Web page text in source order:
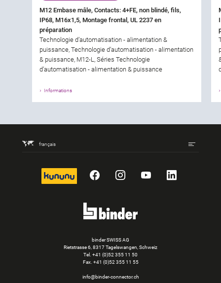
M12 Embase mâle, Contacts: 4+FE, non blindé, fils,
IP68, M16x1,5, Montage frontal, UL 2237 en
préparation
Technologie d’automatisation - alimentation &
puissance, Technologie d’automatisation - alimentation
& puissance, M12-L, Séries Technologie
d’automatisation - alimentation & puissance
Informations
français
kununu FacebookInstagram
YouTubeLinkedIn
binder SWISS AG
Rietstrasse 6, 8317 Tagelswangen, Schweiz
Tel. +41 (0)52 355 11 50
Fax. +41 (0)52 355 11 55
info@binder-connector.ch